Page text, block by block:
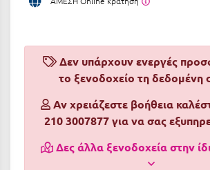
Αστυπάλαια
Ενοικιαζόμενα Δωμάτια
Διαμερίσματα
Studios
Boutique Hotels
Ξενώνες
Δεν υπάρχουν ενεργές
το ξενοδοχείο τη δεδομένη
Αν χρειάζεστε βοήθεια
210 3007877 για να σας
Δες άλλα ξενοδοχεία στην